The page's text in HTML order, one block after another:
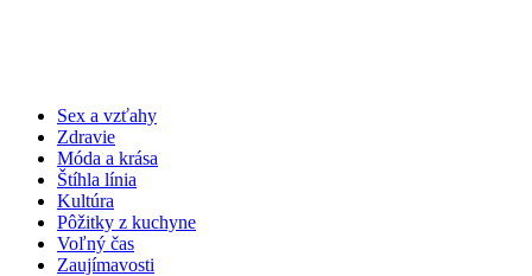
Sex a vzťahy
Zdravie
Móda a krása
Štíhla línia
Kultúra
Pôžitky z kuchyne
Voľný čas
Zaujímavosti